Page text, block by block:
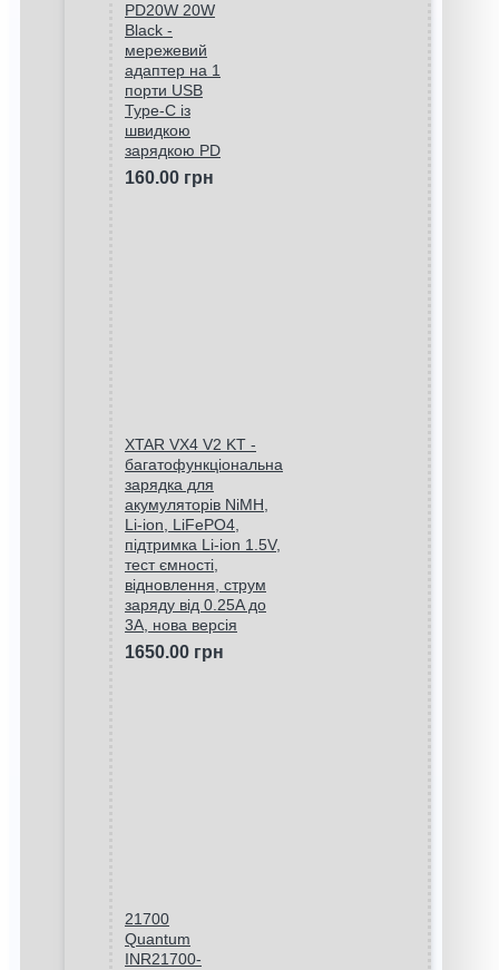
PD20W 20W
Black -
мережевий
адаптер на 1
порти USB
Type-C із
швидкою
зарядкою PD
160.00 грн
XTAR VX4 V2 KT -
багатофункціональна
зарядка для
акумуляторів NiMH,
Li-ion, LiFePO4,
підтримка Li-ion 1.5V,
тест ємності,
відновлення, струм
заряду від 0.25A до
3A, нова версія
1650.00 грн
21700
Quantum
INR21700-